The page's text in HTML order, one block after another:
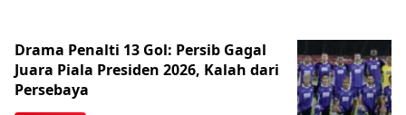
Drama Penalti 13 Gol: Persib Gagal
Juara Piala Presiden 2026, Kalah dari
Persebaya